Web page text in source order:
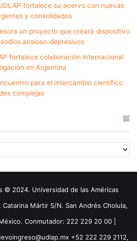
fortalece su acervo con nuevas
y consolidados
un proyecto que creará dispositivo
ansioso-depresivos
fortalece colaboración internacional
en Argentina
para el intercambio científico
complejas
© 2024. Universidad de las Américas
Catarina Mártir S/N. San Andrés Cholula,
Conmutador: 222 229 20 00 |
+52 222 229 2112,